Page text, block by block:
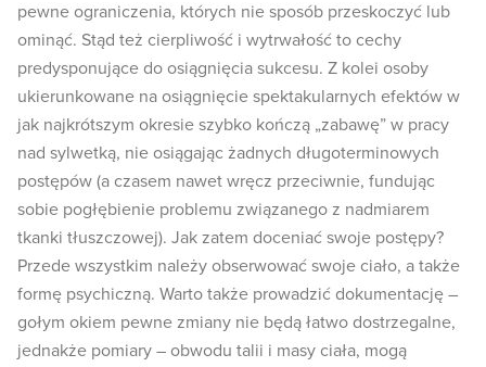
pewne ograniczenia, których nie sposób przeskoczyć lub
ominąć. Stąd też cierpliwość i wytrwałość to cechy
predysponujące do osiągnięcia sukcesu. Z kolei osoby
ukierunkowane na osiągnięcie spektakularnych efektów w
jak najkrótszym okresie szybko kończą „zabawę” w pracy
nad sylwetką, nie osiągając żadnych długoterminowych
postępów (a czasem nawet wręcz przeciwnie, fundując
sobie pogłębienie problemu związanego z nadmiarem
tkanki tłuszczowej). Jak zatem doceniać swoje postępy?
Przede wszystkim należy obserwować swoje ciało, a także
formę psychiczną. Warto także prowadzić dokumentację –
gołym okiem pewne zmiany nie będą łatwo dostrzegalne,
jednakże pomiary – obwodu talii i masy ciała, mogą